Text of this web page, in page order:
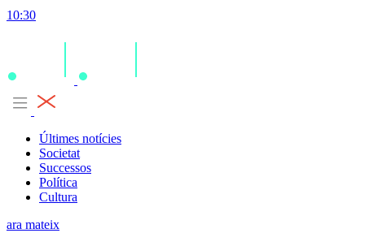
10:30
Últimes notícies
Societat
Successos
Política
Cultura
ara mateix